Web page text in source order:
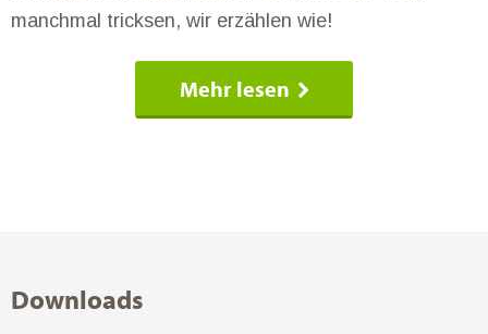
manchmal tricksen, wir erzählen wie!
Mehr lesen
Downloads